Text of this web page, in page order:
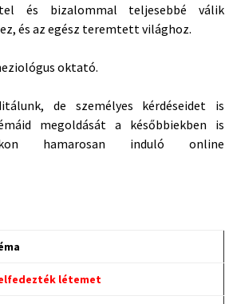
és bizalommal teljesebbé válik
és az egész teremtett világhoz.
oktató.
de személyes kérdéseidet is
megoldását a későbbiekben is
hamarosan induló online
létemet